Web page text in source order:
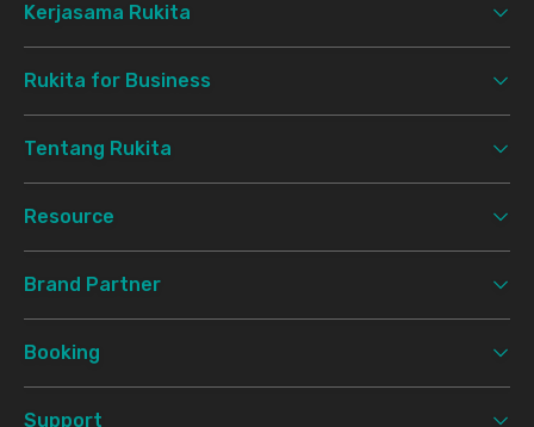
Kerjasama Rukita
Rukita for Business
Tentang Rukita
Resource
Brand Partner
Booking
Support